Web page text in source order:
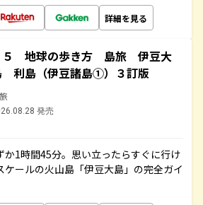
詳細を見る
５ 地球の歩き方 島旅 伊豆大
利島（伊豆諸島①）３訂版
発売
か1時間45分。思い立ったらすぐに行け
ールの火山島「伊豆大島」の完全ガイ